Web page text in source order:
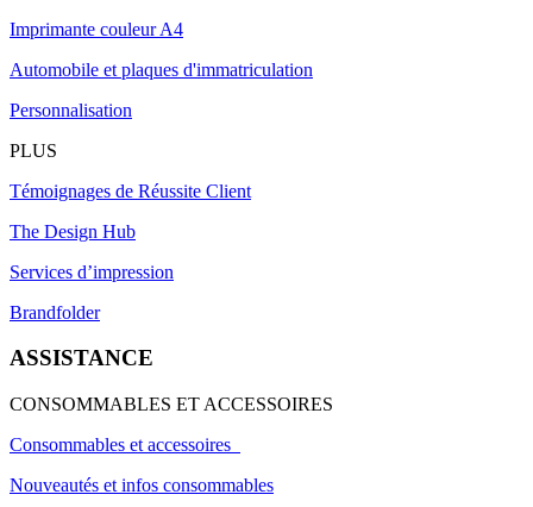
Imprimante couleur A4
Automobile et plaques d'immatriculation
Personnalisation
PLUS
Témoignages de Réussite Client
The Design Hub
Services d’impression
Brandfolder
ASSISTANCE
CONSOMMABLES ET ACCESSOIRES
Consommables et accessoires
Nouveautés et infos consommables